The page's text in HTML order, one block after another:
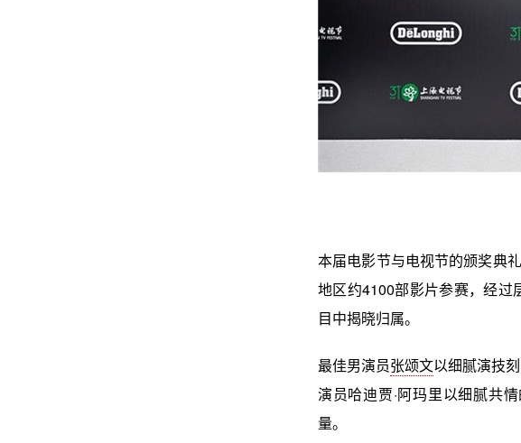
本届电影节与电视节的颁奖典
地区约4100部影片参赛，经过
目中揭晓归属。
最佳男演员张颂文以细腻演技
演员哈迪贾·阿玛里以细腻共
量。